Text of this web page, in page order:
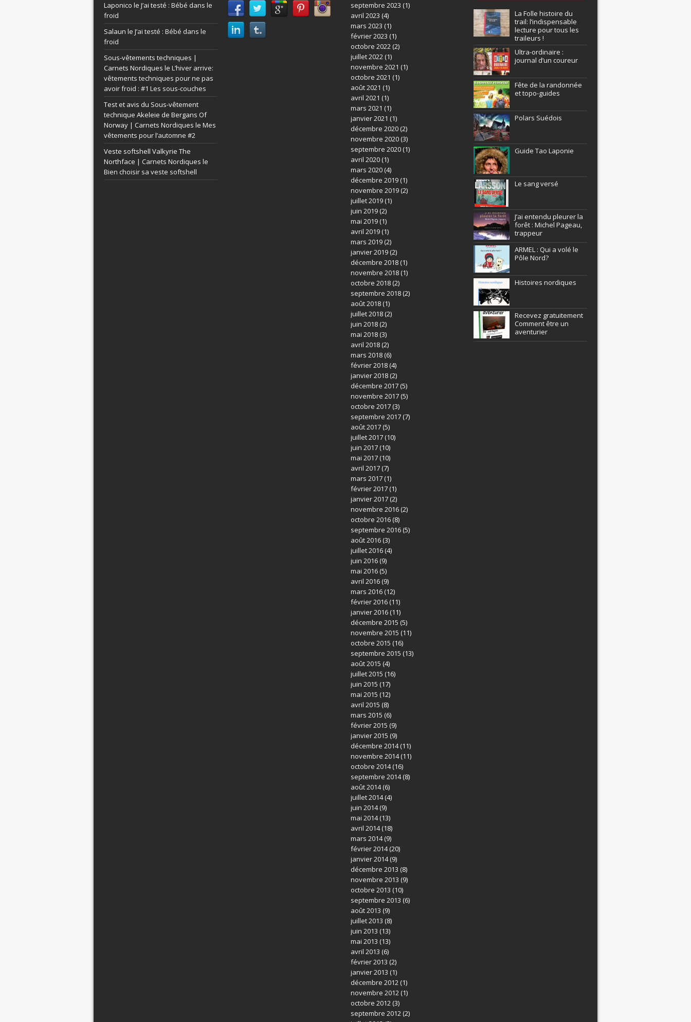
Laponico le J’ai testé : Bébé dans le
froid
Salaun le J’ai testé : Bébé dans le
froid
Sous-vêtements techniques |
Carnets Nordiques le L’hiver arrive:
vêtements techniques pour ne pas
avoir froid : #1 Les sous-couches
Test et avis du Sous-vêtement
technique Akeleie de Bergans Of
Norway | Carnets Nordiques le Mes
vêtements pour l’automne #2
Veste softshell Valkyrie The
Northface | Carnets Nordiques le
Bien choisir sa veste softshell
septembre 2023 (1)
avril 2023 (4)
mars 2023 (1)
février 2023 (1)
octobre 2022(2)
juillet 2022(1)
novembre 2021 (1)
octobre 2021 (1)
août 2021 (1)
avril 2021 (1)
mars 2021 (1)
janvier 2021 (1)
décembre 2020(2)
novembre 2020(3)
septembre 2020(1)
avril 2020(1)
mars 2020(4)
décembre 2019(1)
novembre 2019(2)
juillet 2019(1)
juin 2019(2)
mai 2019(1)
avril 2019(1)
mars 2019(2)
janvier 2019(2)
décembre 2018(1)
novembre 2018(1)
octobre 2018(2)
septembre 2018(2)
août 2018(1)
juillet 2018(2)
juin 2018(2)
mai 2018(3)
avril 2018(2)
mars 2018(6)
février 2018(4)
janvier 2018(2)
décembre 2017(5)
novembre 2017(5)
octobre 2017(3)
septembre 2017(7)
août 2017(5)
juillet 2017(10)
juin 2017(10)
mai 2017(10)
avril 2017(7)
mars 2017(1)
février 2017(1)
janvier 2017(2)
novembre 2016(2)
octobre 2016(8)
septembre 2016(5)
août 2016(3)
juillet 2016(4)
juin 2016(9)
mai 2016(5)
avril 2016(9)
mars 2016(12)
février 2016(11)
janvier 2016(11)
décembre 2015 (5)
novembre 2015 (11)
octobre 2015 (16)
septembre 2015 (13)
août 2015 (4)
juillet 2015 (16)
juin 2015 (17)
mai 2015 (12)
avril 2015 (8)
mars 2015 (6)
février 2015 (9)
janvier 2015 (9)
décembre 2014(11)
novembre 2014(11)
octobre 2014(16)
septembre 2014(8)
août 2014(6)
juillet 2014(4)
juin 2014(9)
mai 2014(13)
avril 2014(18)
mars 2014(9)
février 2014(20)
janvier 2014(9)
décembre 2013 (8)
novembre 2013 (9)
octobre 2013 (10)
septembre 2013 (6)
août 2013 (9)
juillet 2013 (8)
juin 2013 (13)
mai 2013 (13)
avril 2013 (6)
février 2013 (2)
janvier 2013 (1)
décembre 2012(1)
novembre 2012(1)
octobre 2012(3)
septembre 2012(2)
La Folle histoire du
trail: l’indispensable
lecture pour tous les
traileurs !
Ultra-ordinaire :
journal d’un coureur
Fête de la randonnée
et topo-guides
Polars Suédois
Guide Tao Laponie
Le sang versé
J’ai entendu pleurer la
forêt : Michel Pageau,
trappeur
ARMEL : Qui a volé le
Pôle Nord?
Histoires nordiques
Recevez gratuitement
Comment être un
aventurier